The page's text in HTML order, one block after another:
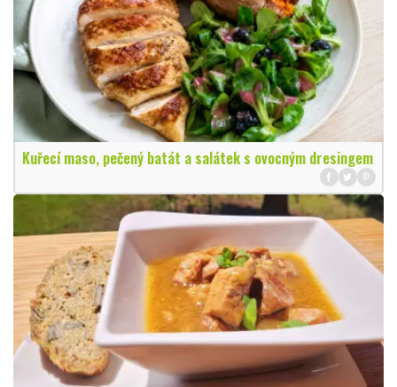
Kuřecí maso, pečený batát a salátek s ovocným dresingem